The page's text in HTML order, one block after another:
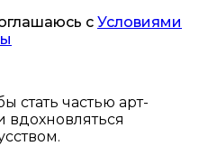
с Условиями
стать частью арт-